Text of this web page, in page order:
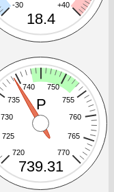
-30 +40
18.4
P
720
725
730
735
740
750
755
760
765
770
739.31